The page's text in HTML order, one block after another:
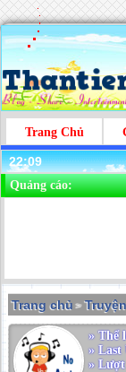
Trang Chủ
22:09
Quảng cáo:
Trang chủ >
» Thể
» Last
»